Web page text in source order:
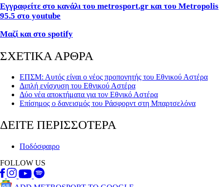
Εγγραφείτε στο κανάλι του metrosport.gr και του Metropolis
95.5 στο youtube
Μαζί και στο spotify
ΣΧΕΤΙΚΑ ΑΡΘΡΑ
ΕΠΣΜ: Αυτός είναι ο νέος προπονητής του Εθνικού Αστέρα
Διπλή ενίσχυση του Εθνικού Αστέρα
Δύο νέα αποκτήματα για τον Εθνικό Αστέρα
Επίσημος ο δανεισμός του Ράσφορντ στη Μπαρτσελόνα
ΔΕΙΤΕ ΠΕΡΙΣΣΟΤΕΡΑ
Ποδόσφαιρο
FOLLOW US